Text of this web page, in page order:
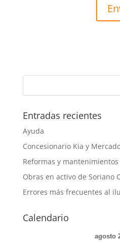
Entradas recientes
Ayuda
Concesionario Kia y
Reformas y
Obras en activo de Soriano
Errores más frecuentes al
Calendario
agosto